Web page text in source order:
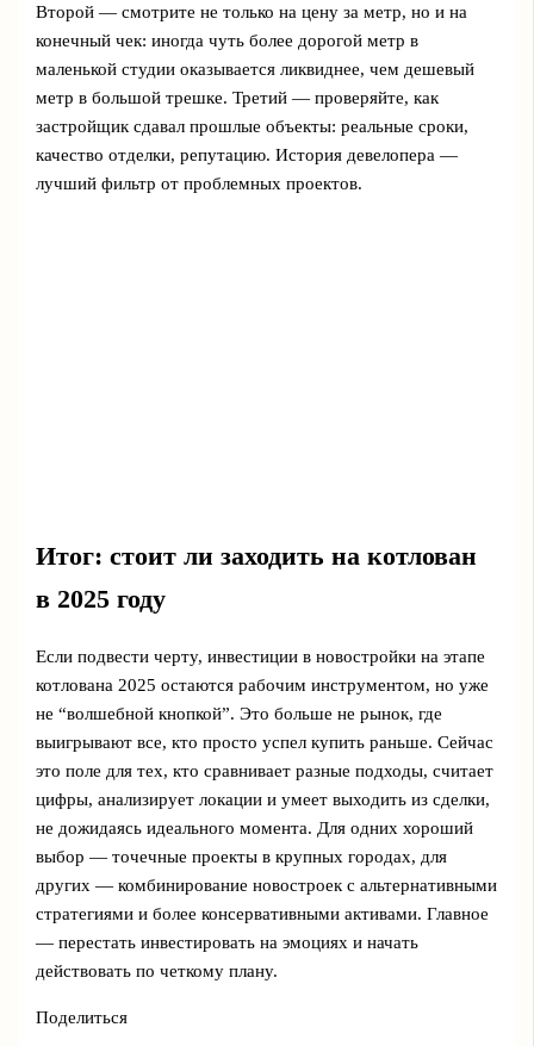
Второй — смотрите не только на цену за метр, но и на
конечный чек: иногда чуть более дорогой метр в
маленькой студии оказывается ликвиднее, чем дешевый
метр в большой трешке. Третий — проверяйте, как
застройщик сдавал прошлые объекты: реальные сроки,
качество отделки, репутацию. История девелопера —
лучший фильтр от проблемных проектов.
Итог: стоит ли заходить на котлован
в 2025 году
Если подвести черту, инвестиции в новостройки на этапе
котлована 2025 остаются рабочим инструментом, но уже
не “волшебной кнопкой”. Это больше не рынок, где
выигрывают все, кто просто успел купить раньше. Сейчас
это поле для тех, кто сравнивает разные подходы, считает
цифры, анализирует локации и умеет выходить из сделки,
не дожидаясь идеального момента. Для одних хороший
выбор — точечные проекты в крупных городах, для
других — комбинирование новостроек с альтернативными
стратегиями и более консервативными активами. Главное
— перестать инвестировать на эмоциях и начать
действовать по четкому плану.
Поделиться